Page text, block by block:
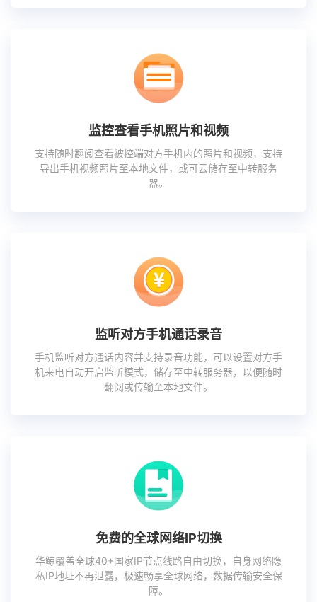
监控查看手机照片和视频
支持随时翻阅查看被控端对方手机内的照片和视频，支持
导出手机视频照片至本地文件，或可云储存至中转服务
器。
监听对方手机通话录音
手机监听对方通话内容并支持录音功能，可以设置对方手
机来电自动开启监听模式，储存至中转服务器，以便随时
翻阅或传输至本地文件。
免费的全球网络IP切换
华鲸覆盖全球40+国家IP节点线路自由切换，自身网络隐
私IP地址不再泄露，极速畅享全球网络，数据传输安全保
障。